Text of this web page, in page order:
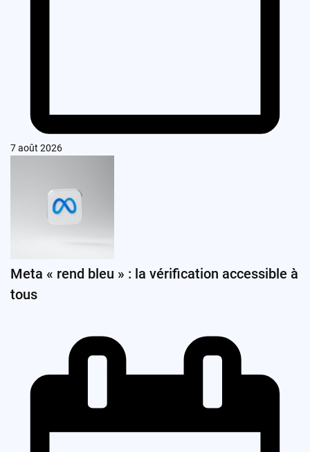
7 août 2026
Meta « rend bleu » : la vérification accessible à
tous